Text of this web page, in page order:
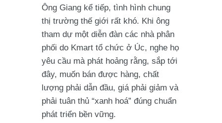
Ông Giang kể tiếp, tình hình chung
thị trường thế giới rất khó. Khi ông
tham dự một diễn đàn các nhà phân
phối do Kmart tổ chức ở Úc, nghe họ
yêu cầu mà phát hoảng rằng, sắp tới
đây, muốn bán được hàng, chất
lượng phải dẫn đầu, giá phải giảm và
phải tuân thủ “xanh hoá” đúng chuẩn
phát triển bền vững.